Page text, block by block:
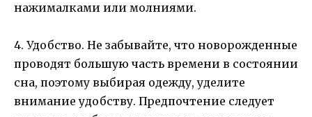
нажималками или молниями.
4. Удобство. Не забывайте, что новорожденные
проводят большую часть времени в состоянии
сна, поэтому выбирая одежду, уделите
внимание удобству. Предпочтение следует